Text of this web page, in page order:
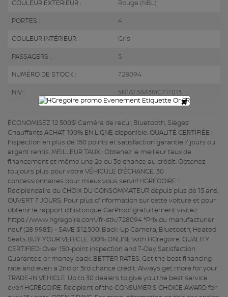
COULEUR EXTÉRIEUR : Rouge (NBL)
PORTES : 4
COULEUR INTÉRIEUR: Gris
PASSAGERS : 5
NUMÉRO DE STOCK : 728094
NIV : 5N1AT3AA3MC717013
ÉCONOMISEZ 12 500$! Caméra de recul, Bluetooth, Sièges
Chauffants ACHAT 100% EN LIGNE disponible. QUALITÉ CERTIFIÉE :
Inspection en plus de 150 points et satisfaction garantie 7 jours ou
argent remis. MEILLEUR TAUX : Obtenez le meilleur taux de
financement et même une 2e ou 3e chance au crédit. Obtenez
toujours plus pour votre VÉHICULE D’ÉCHANGE. 30
concessionnaires pour mieux vous servir! HGRÉGOIRE :
Récipiendaire du CHOIX DU CONSOMMATEUR depuis plus de 15 ans.
OUVERT 7 JOURS. Pour plus d'information sur cette voiture et pour
obtenir le rapport d’historique CarProof gratuitement visitez
https://www.hgregoire.com/fr-stk/728094 *Prix du manufacturier
neuf (28 998$) - SAVE $12,500! Back-Up Camera, Bluetooth, Heated
Seats BUY YOUR VEHICLE 100% ONLINE with HGregoire. QUALITY
CERTIFIED: Over 150-point inspection and 7-Day Satisfaction
Guarantee or money back. BETTER RATES: Get the best financing
rate and even a 2nd or 3rd chance credit. Always get more for your
TRADE-IN VEHICLE. Up to 30 dealers to give you the best service
ever! HGREGOIRE: Recipient of the CONSUMER'S CHOICE AWARD for
×